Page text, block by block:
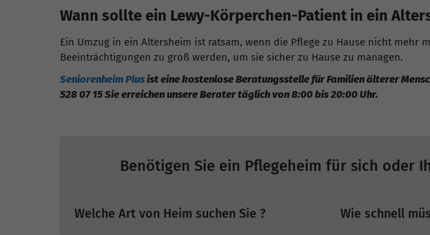
Wann sollte ein Lewy-Körperchen-Patient in ein
Ein Umzug in ein Altersheim ist ratsam, wenn die Pflege zu Hause nicht
Beeinträchtigungen zu groß werden, um sie sicher zu Hause zu managen.
Seniorenheim Plusist eine kostenlose Beratungsstelle für Familien älterer
528 07 15 Sie erreichen unsere Berater täglich von 8:00 bis 20:00 Uhr.
Benötigen Sie ein Pflegeheim für sich oder
Welche Art von Heim suchen Sie ? Wie schnell